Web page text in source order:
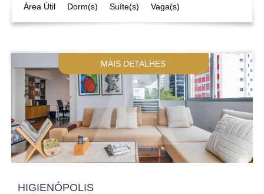
Área Útil
Dorm(s)
Suíte(s)
Vaga(s)
MAIS DETALHES
HIGIENÓPOLIS